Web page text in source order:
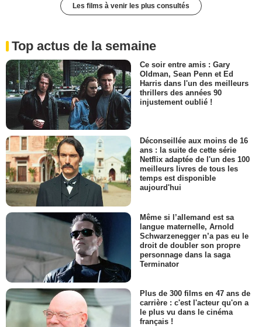
Les films à venir les plus consultés
Top actus de la semaine
Ce soir entre amis : Gary
Oldman, Sean Penn et Ed
Harris dans l'un des meilleurs
thrillers des années 90
injustement oublié !
Déconseillée aux moins de 16
ans : la suite de cette série
Netflix adaptée de l'un des 100
meilleurs livres de tous les
temps est disponible
aujourd'hui
Même si l’allemand est sa
langue maternelle, Arnold
Schwarzenegger n’a pas eu le
droit de doubler son propre
personnage dans la saga
Terminator
Plus de 300 films en 47 ans de
carrière : c'est l'acteur qu'on a
le plus vu dans le cinéma
français !